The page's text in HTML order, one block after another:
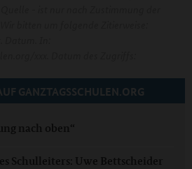
GANZTAGSSCHULEN.ORG
nach oben“
Schulleiters: Uwe Bettscheider